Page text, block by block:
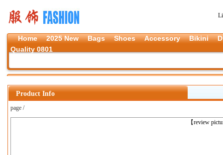
Home 2025 New Bags Shoes Accessory Bikini
Quality 0801
Product Info
page /
【review
上一张